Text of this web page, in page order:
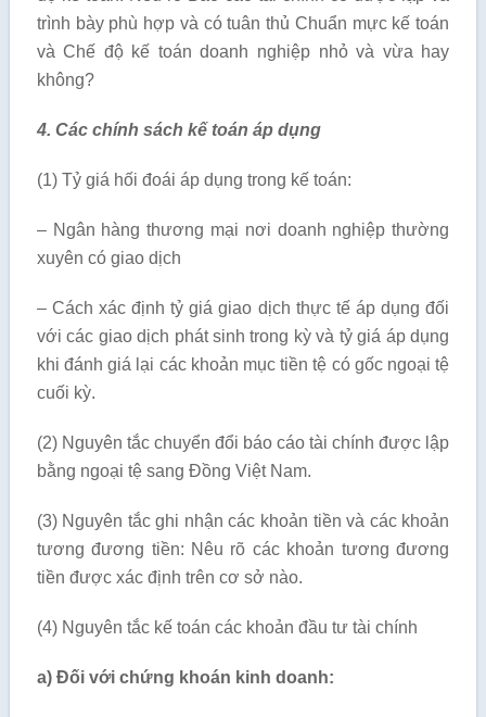
trình bày phù hợp và có tuân thủ Chuẩn mực kế toán
và Chế độ kế toán doanh nghiệp nhỏ và vừa hay
không?
4. Các chính sách kế toán áp dụng
(1) Tỷ giá hối đoái áp dụng trong kế toán:
– Ngân hàng thương mại nơi doanh nghiệp thường
xuyên có giao dịch
– Cách xác định tỷ giá giao dịch thực tế áp dụng đối
với các giao dịch phát sinh trong kỳ và tỷ giá áp dụng
khi đánh giá lại các khoản mục tiền tệ có gốc ngoại tệ
cuối kỳ.
(2) Nguyên tắc chuyển đổi báo cáo tài chính được lập
bằng ngoại tệ sang Đồng Việt Nam.
(3) Nguyên tắc ghi nhận các khoản tiền và các khoản
tương đương tiền: Nêu rõ các khoản tương đương
tiền được xác định trên cơ sở nào.
(4) Nguyên tắc kế toán các khoản đầu tư tài chính
a) Đối với chứng khoán kinh doanh: